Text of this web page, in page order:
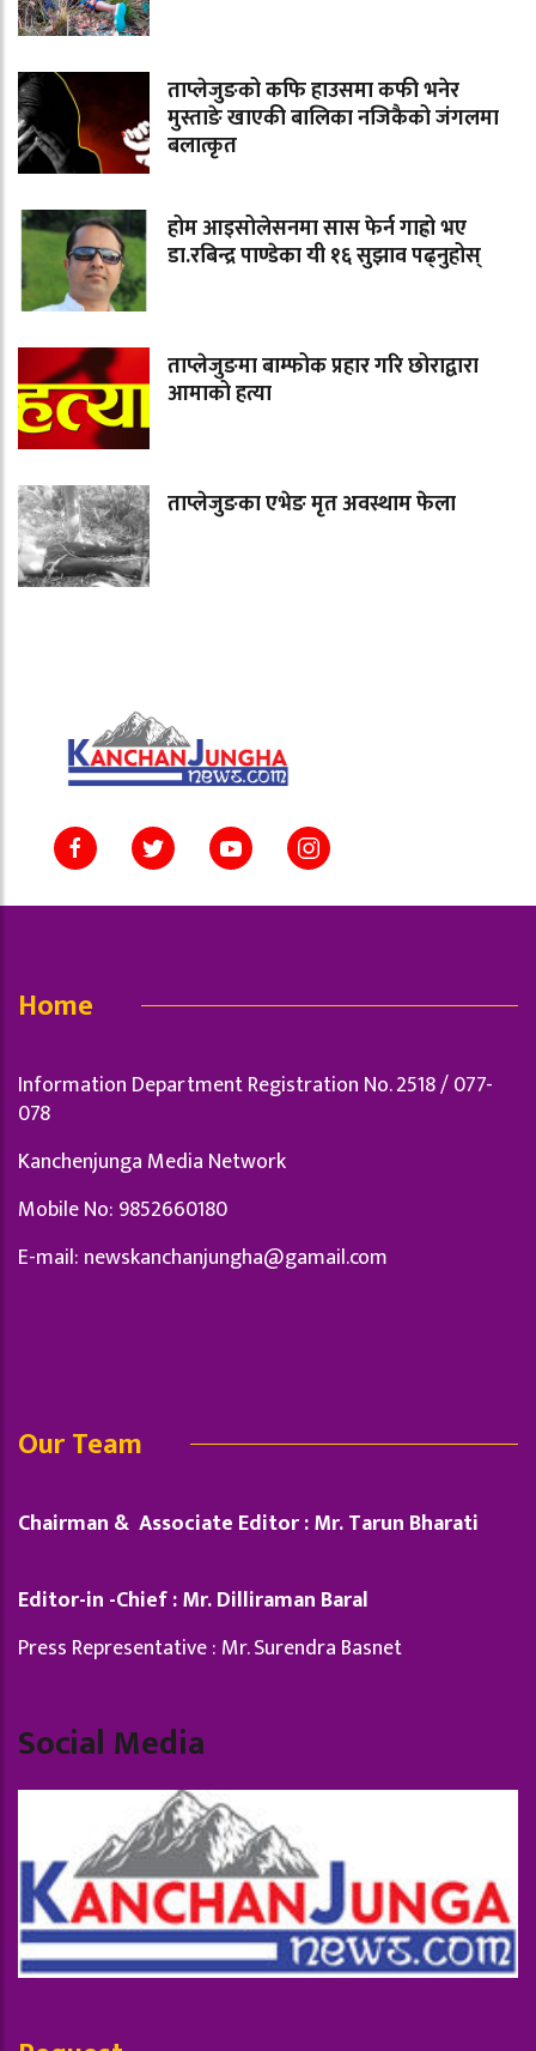
ताप्लेजुङको कफि हाउसमा कफी भनेर
मुस्ताङे खाएकी बालिका नजिकैको जंगलमा
बलात्कृत
होम आइसोलेसनमा सास फेर्न गाह्रो भए
डा.रबिन्द्र पाण्डेका यी १६ सुझाव पढ्नुहोस्
ताप्लेजुङमा बाम्फोक प्रहार गरि छोराद्वारा
आमाको हत्या
ताप्लेजुङका एभेङ मृत अवस्थाम फेला
Home
Information Department Registration No. 2518 / 077-
078
Kanchenjunga Media Network
Mobile No: 9852660180
E-mail: newskanchanjungha@gamail.com
Our Team
Chairman & Associate Editor : Mr. Tarun Bharati
Editor-in -Chief : Mr. Dilliraman Baral
Press Representative : Mr. Surendra Basnet
Social Media